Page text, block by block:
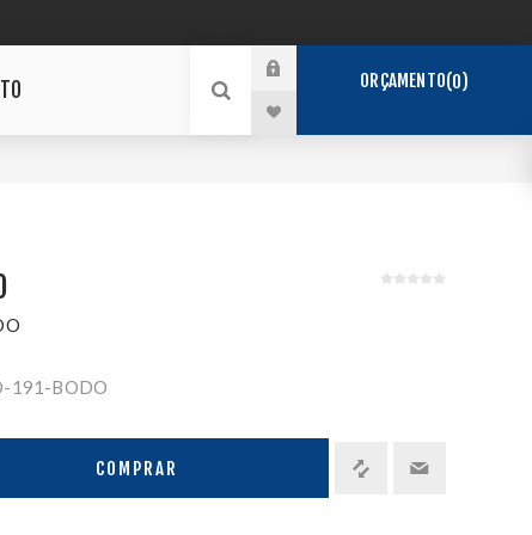
ORÇAMENTO 0
191-BODO
COMPRAR